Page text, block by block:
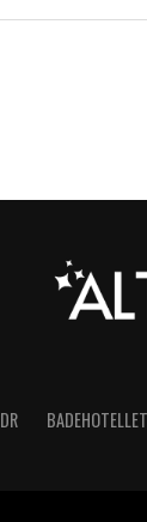
DR BADEHOTELLET